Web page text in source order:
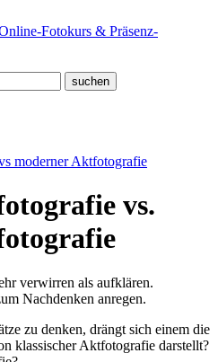
Fotokurs & Präsenz-
moderner Aktfotografie
vs.
verwirren als aufklären.
Nachdenken anregen.
zu denken, drängt sich einem die
klassischer Aktfotografie darstellt?